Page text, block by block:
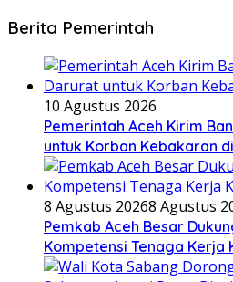
Berita Pemerintah
10 Agustus 2026
Pemerintah Aceh Kirim
untuk Korban Kebakaran
8 Agustus 20268 Agustus
Pemkab Aceh Besar
Kompetensi Tenaga Kerja